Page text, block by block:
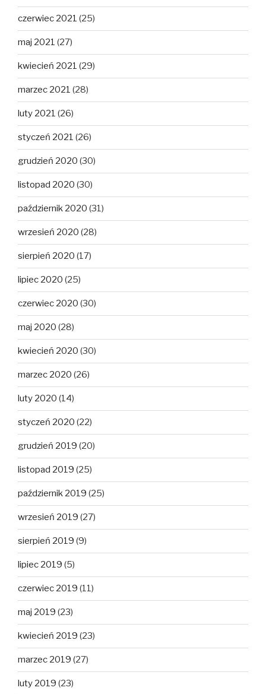
czerwiec 2021 (25)
maj 2021 (27)
kwiecień 2021 (29)
marzec 2021 (28)
luty 2021 (26)
styczeń 2021 (26)
grudzień 2020 (30)
listopad 2020 (30)
październik 2020 (31)
wrzesień 2020 (28)
sierpień 2020 (17)
lipiec 2020 (25)
czerwiec 2020 (30)
maj 2020 (28)
kwiecień 2020 (30)
marzec 2020 (26)
luty 2020 (14)
styczeń 2020 (22)
grudzień 2019 (20)
listopad 2019 (25)
październik 2019 (25)
wrzesień 2019 (27)
sierpień 2019 (9)
lipiec 2019 (5)
czerwiec 2019 (11)
maj 2019 (23)
kwiecień 2019 (23)
marzec 2019 (27)
luty 2019 (23)